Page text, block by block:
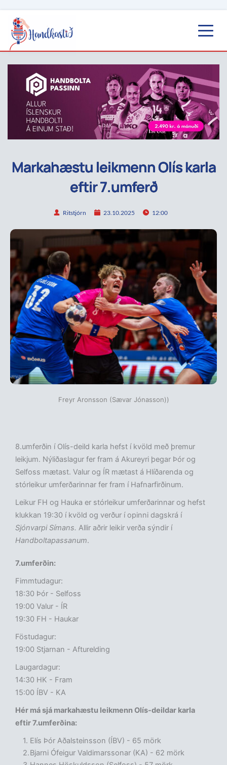
Markahæstu leikmenn Olís karla
eftir 7.umferð
Ritstjórn 23.10.2025 12:00
Freyr Aronsson (Sævar Jónasson))
8.umferðin í Olís-deild karla hefst í kvöld með þremur
leikjum. Nýliðaslagur fer fram á Akureyri þegar Þór og
Selfoss mætast. Valur og ÍR mætast á Hlíðarenda og
stórleikur umferðarinnar fer fram í Hafnarfirðinum.
Leikur FH og Hauka er stórleikur umferðarinnar og hefst
klukkan 19:30 í kvöld og verður í opinni dagskrá í
Sjónvarpi Símans. Allir aðrir leikir verða sýndir í
Handboltapassanum.
7.umferðin:
Fimmtudagur:
18:30 Þór - Selfoss
19:00 Valur - ÍR
19:30 FH - Haukar
Föstudagur:
19:00 Stjarnan - Afturelding
Laugardagur:
14:30 HK - Fram
15:00 ÍBV - KA
Hér má sjá markahæstu leikmenn Olís-deildar karla
eftir 7.umferðina:
Elís Þór Aðalsteinsson (ÍBV) - 65 mörk
Bjarni Ófeigur Valdimarssonar (KA) - 62 mörk